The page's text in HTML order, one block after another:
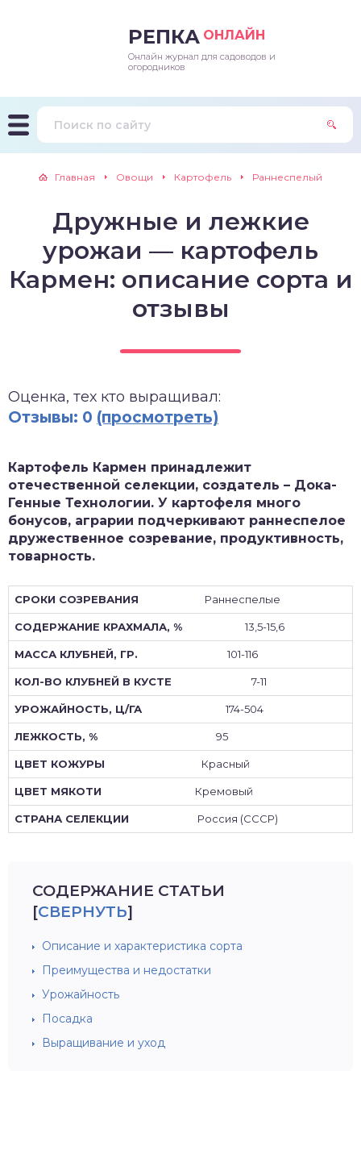
РЕПКА ОНЛАЙН
Онлайн журнал для садоводов и
огородников
Главная Овощи Картофель Раннеспелый
Дружные и лежкие
урожаи — картофель
Кармен: описание сорта и
отзывы
Оценка, тех кто выращивал:
Отзывы: 0 (просмотреть)
Картофель Кармен принадлежит
отечественной селекции, создатель – Дока-
Генные Технологии. У картофеля много
бонусов, аграрии подчеркивают раннеспелое
дружественное созревание, продуктивность,
товарность.
Раннеспелые
13,5-15,6
101-116
7-11
174-504
95
Красный
Кремовый
Россия (СССР)
СОДЕРЖАНИЕ СТАТЬИ
[СВЕРНУТЬ]
Описание и характеристика сорта
Преимущества и недостатки
Урожайность
Посадка
Выращивание и уход
и подкормки